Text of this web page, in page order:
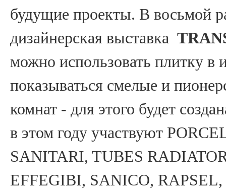
будущие проекты. В восьмой
дизайнерская выставка
можно использовать плитку в
показываться смелые и
комнат - для этого будет
в этом году участвуют
SANITARI, TUBES
EFFEGIBI, SANICO,